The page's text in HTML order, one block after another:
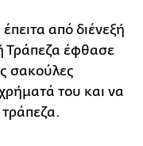
από διένεξή
Τράπεζα έφθασε
σακούλες
του και να
τράπεζα.